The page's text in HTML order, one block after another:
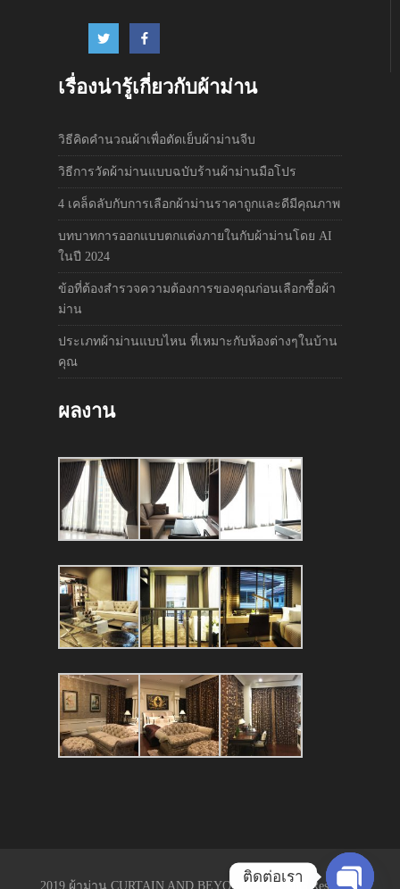
เรื่องน่ารู้เกี่ยวกับผ้าม่าน
วิธีคิดคำนวณผ้าเพื่อตัดเย็บผ้าม่านจีบ
วิธีการวัดผ้าม่านแบบฉบับร้านผ้าม่านมือโปร
4 เคล็ดลับกับการเลือกผ้าม่านราคาถูกและดีมีคุณภาพ
บทบาทการออกแบบตกแต่งภายในกับผ้าม่านโดย AI
ในปี 2024
ข้อที่ต้องสำรวจความต้องการของคุณก่อนเลือกซื้อผ้า
ม่าน
ประเภทผ้าม่านแบบไหน ที่เหมาะกับห้องต่างๆในบ้าน
คุณ
ผลงาน
2019 ผ้าม่าน CURTAIN AND BEYOND. All Rights Reserved.
ติดต่อเรา